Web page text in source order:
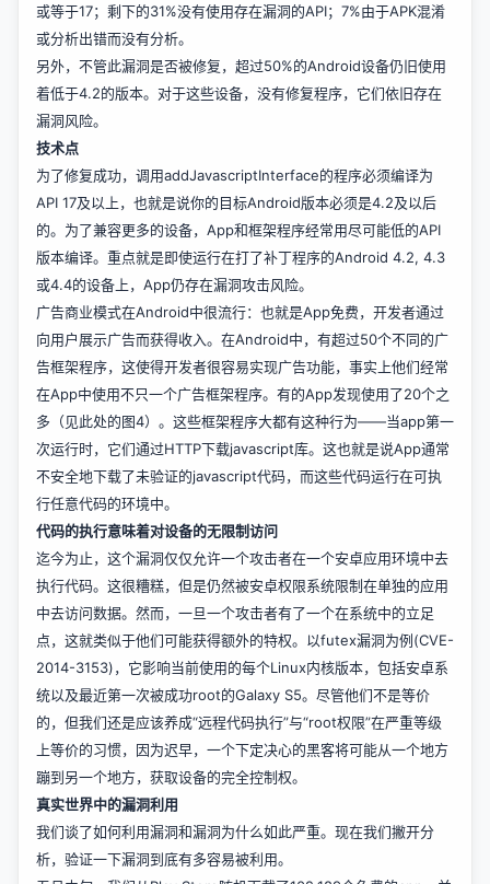
或等于17；剩下的31%没有使用存在漏洞的API；7%由于APK混淆
或分析出错而没有分析。
另外，不管此漏洞是否被修复，超过50%的Android设备仍旧使用
着低于4.2的版本。对于这些设备，没有修复程序，它们依旧存在
漏洞风险。
技术点
为了修复成功，调用addJavascriptInterface的程序必须编译为
API 17及以上，也就是说你的目标Android版本必须是4.2及以后
的。为了兼容更多的设备，App和框架程序经常用尽可能低的API
版本编译。重点就是即使运行在打了补丁程序的Android 4.2, 4.3
或4.4的设备上，App仍存在漏洞攻击风险。
广告商业模式在Android中很流行：也就是App免费，开发者通过
向用户展示广告而获得收入。在Android中，有超过50个不同的广
告框架程序，这使得开发者很容易实现广告功能，事实上他们经常
在App中使用不只一个广告框架程序。有的App发现使用了20个之
多（见此处的图4）。这些框架程序大都有这种行为——当app第一
次运行时，它们通过HTTP下载javascript库。这也就是说App通常
不安全地下载了未验证的javascript代码，而这些代码运行在可执
行任意代码的环境中。
代码的执行意味着对设备的无限制访问
迄今为止，这个漏洞仅仅允许一个攻击者在一个安卓应用环境中去
执行代码。这很糟糕，但是仍然被安卓权限系统限制在单独的应用
中去访问数据。然而，一旦一个攻击者有了一个在系统中的立足
点，这就类似于他们可能获得额外的特权。以futex漏洞为例(CVE-
2014-3153)，它影响当前使用的每个Linux内核版本，包括安卓系
统以及最近第一次被成功root的Galaxy S5。尽管他们不是等价
的，但我们还是应该养成“远程代码执行”与“root权限”在严重等级
上等价的习惯，因为迟早，一个下定决心的黑客将可能从一个地方
蹦到另一个地方，获取设备的完全控制权。
真实世界中的漏洞利用
我们谈了如何利用漏洞和漏洞为什么如此严重。现在我们撇开分
析，验证一下漏洞到底有多容易被利用。